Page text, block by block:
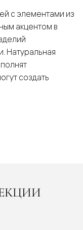
с элементами из
акцентом в
Натуральная
создать